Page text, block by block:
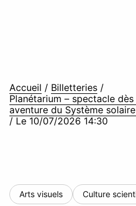
Accueil / Billetteries /
Planétarium – spectacle
aventure du Système
/ Le 10/07/2026 14:30
Arts visuels Culture